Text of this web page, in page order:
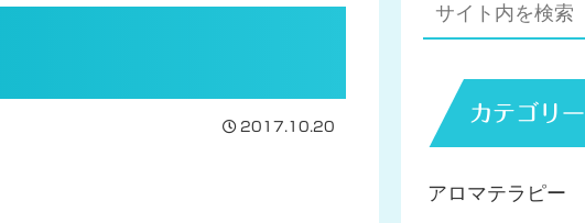
2017.10.20
カテゴリー
アロマテラピー